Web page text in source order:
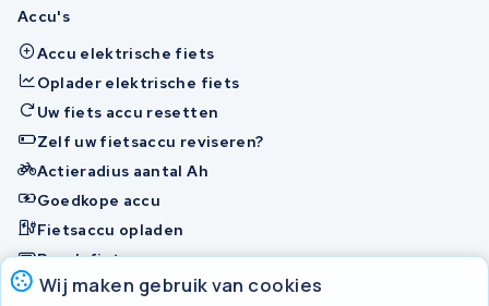
Wij maken gebruik van cookies
Accu's
Accu elektrische fiets
Oplader elektrische fiets
Uw fiets accu resetten
Zelf uw fietsaccu reviseren?
Actieradius aantal Ah
Goedkope accu
Fietsaccu opladen
Bosch fietsaccu
Nakijken en contact opnemen